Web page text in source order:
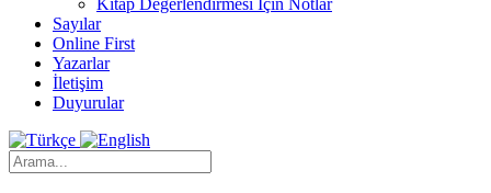
Kitap Değerlendirmesi İçin Notlar
Sayılar
Online First
Yazarlar
İletişim
Duyurular